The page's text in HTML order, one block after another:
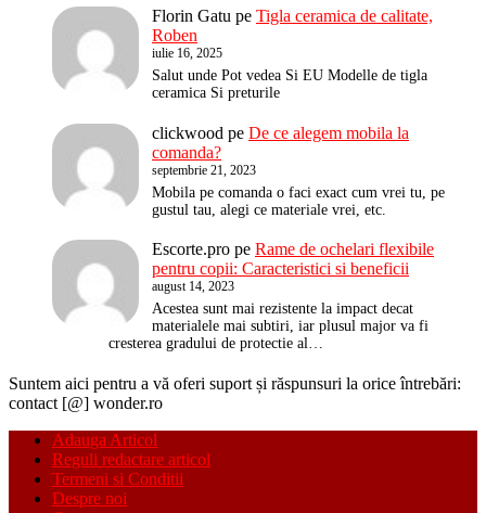
Florin Gatu pe Tigla ceramica de calitate,
Roben
iulie 16, 2025
Salut unde Pot vedea Si EU Modelle de tigla
ceramica Si preturile
clickwood pe De ce alegem mobila la
comanda?
septembrie 21, 2023
Mobila pe comanda o faci exact cum vrei tu, pe
gustul tau, alegi ce materiale vrei, etc.
Escorte.pro pe Rame de ochelari flexibile
pentru copii: Caracteristici si beneficii
august 14, 2023
Acestea sunt mai rezistente la impact decat
materialele mai subtiri, iar plusul major va fi
cresterea gradului de protectie al…
Suntem aici pentru a vă oferi suport și răspunsuri la orice întrebări:
contact [@] wonder.ro
Adauga Articol
Reguli redactare articol
Termeni si Conditii
Despre noi